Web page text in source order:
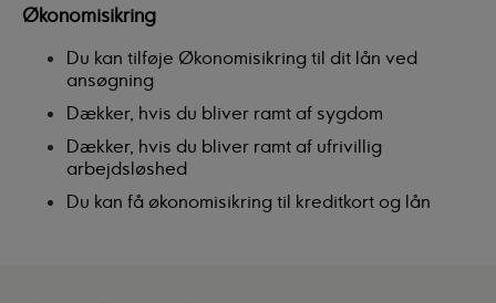
Økonomisikring
Du kan tilføje Økonomisikring til dit lån ved
ansøgning
Dækker, hvis du bliver ramt af sygdom
Dækker, hvis du bliver ramt af ufrivillig
arbejdsløshed
Du kan få økonomisikring til kreditkort og lån